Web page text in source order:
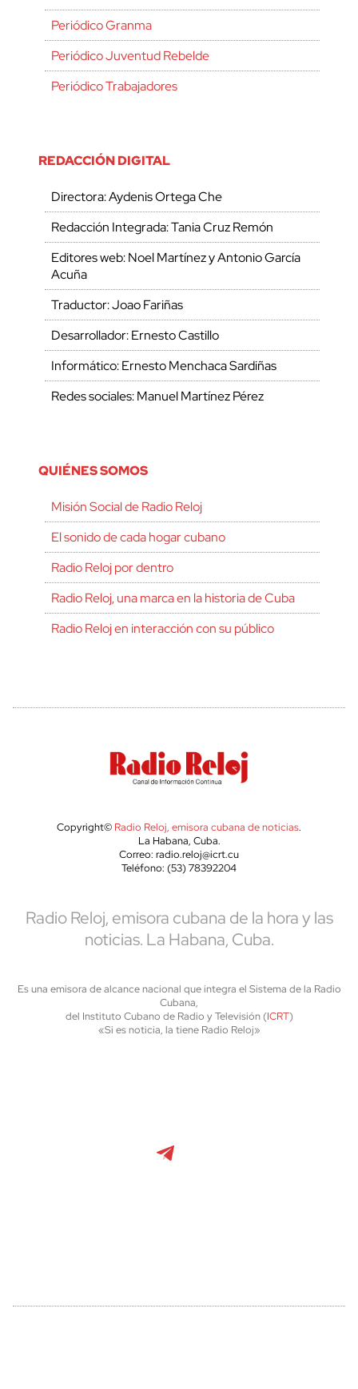
Periódico Granma
Periódico Juventud Rebelde
Periódico Trabajadores
REDACCIÓN DIGITAL
Directora: Aydenis Ortega Che
Redacción Integrada: Tania Cruz Remón
Editores web: Noel Martínez y Antonio García
Acuña
Traductor: Joao Fariñas
Desarrollador: Ernesto Castillo
Informático: Ernesto Menchaca Sardiñas
Redes sociales: Manuel Martínez Pérez
QUIÉNES SOMOS
Misión Social de Radio Reloj
El sonido de cada hogar cubano
Radio Reloj por dentro
Radio Reloj, una marca en la historia de Cuba
Radio Reloj en interacción con su público
Copyright© Radio Reloj, emisora cubana de noticias.
La Habana, Cuba.
Correo: radio.reloj@icrt.cu
Teléfono: (53) 78392204
Radio Reloj, emisora cubana de la hora y las
noticias. La Habana, Cuba.
Es una emisora de alcance nacional que integra el Sistema de la Radio
Cubana,
del Instituto Cubano de Radio y Televisión (ICRT)
«Si es noticia, la tiene Radio Reloj»